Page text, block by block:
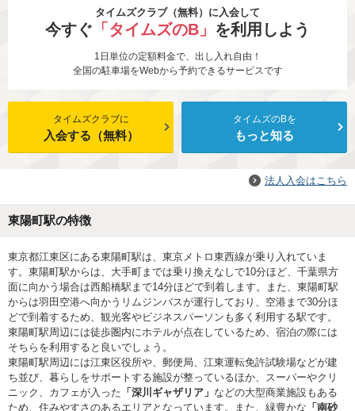
タイムズクラブ（無料）に入会して
今すぐ 「タイムズのB」 を利用しよう
1日単位の定額料金で、出し入れ自由！
全国の駐車場をWebから予約できるサービスです
タイムズクラブに
入会する（無料）
タイムズのBを
もっと知る
法人入会はこちら
東陽町駅の特徴
東京都江東区にある東陽町駅は、東京メトロ東西線が乗り入れていま
す。東陽町駅からは、大手町までは乗り換えなしで10分ほど、千葉県方
面に向かう場合は西船橋駅まで14分ほどで到着します。また、東陽町駅
からは羽田空港へ向かうリムジンバスが運行しており、空港まで30分ほ
どで到着するため、観光客やビジネスパーソンも多く利用する駅です。
東陽町駅周辺には徒歩圏内にホテルが点在しているため、宿泊の際には
そちらを利用すると良いでしょう。
東陽町駅周辺には江東区役所や、郵便局、江東運転免許試験場などが建
ち並び、暮らしをサポートする施設が整っているほか、スーパーやクリ
ニック、カフェが入った 「深川ギャザリア」 などの大型商業施設もある
ため、住みやすさのあるエリアとなっています。また、緑豊かな 「南砂